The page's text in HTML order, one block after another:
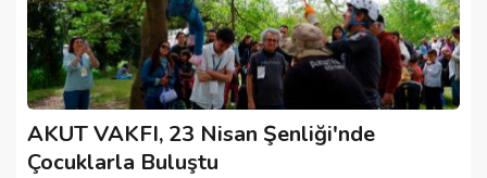
AKUT VAKFI, 23 Nisan Şenliği'nde
Çocuklarla Buluştu